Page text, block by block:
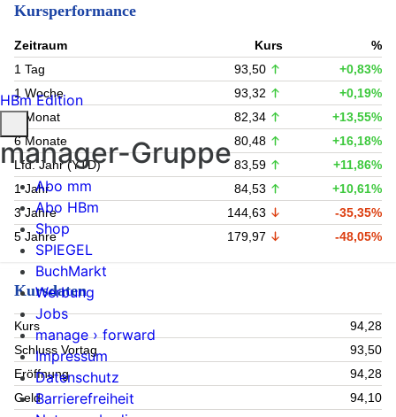
Kursperformance
Zeitraum Kurs
%
1 Tag
93,50
+0,83%
1 Woche
93,32
+0,19%
1 Monat
82,34
+13,55%
6 Monate
80,48
+16,18%
Lfd. Jahr (YTD)
83,59
+11,86%
1 Jahr
84,53
+10,61%
3 Jahre
144,63
-35,35%
5 Jahre
179,97 -48,05%
Kursdaten
Kurs
94,28
Schluss Vortag
93,50
Eröffnung
94,28
Geld
94,10
HBm Edition
manager-Gruppe
Abo mm
Abo HBm
Shop
SPIEGEL
BuchMarkt
Werbung
Jobs
manage › forward
Impressum
Datenschutz
Barrierefreiheit